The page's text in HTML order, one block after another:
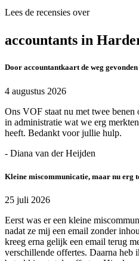
Lees de recensies over
accountants in
Door accountantkaart de weg gevonden
4 augustus 2026
Ons VOF staat nu met twee
in administratie wat we erg
heeft. Bedankt voor jullie hulp.
- Diana van der Heijden
Kleine miscommunicatie, maar nu erg
25 juli 2026
Eerst was er een kleine
nadat ze mij een email zonder
kreeg erna gelijk een email terug
verschillende offertes. Daarna heb